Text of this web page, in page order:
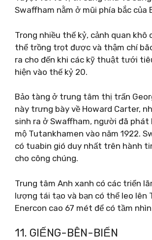
Swaffham nằm ở mũi phía bắc của
Trong nhiều thế kỷ, cảnh quan khô
thể trồng trọt được và thậm chí
ra cho đến khi các kỹ thuật tưới
hiện vào thế kỷ 20.
Bảo tàng ở trung tâm thị trấn
này trưng bày về Howard Carter,
sinh ra ở Swaffham, người đã phát
mộ Tutankhamen vào năm 1922.
có tuabin gió duy nhất trên hành
cho công chúng.
Trung tâm Anh xanh có các triển
lượng tái tạo và bạn có thể leo lên
Enercon cao 67 mét để có tầm
11. GIẾNG-BÊN-BIỂN